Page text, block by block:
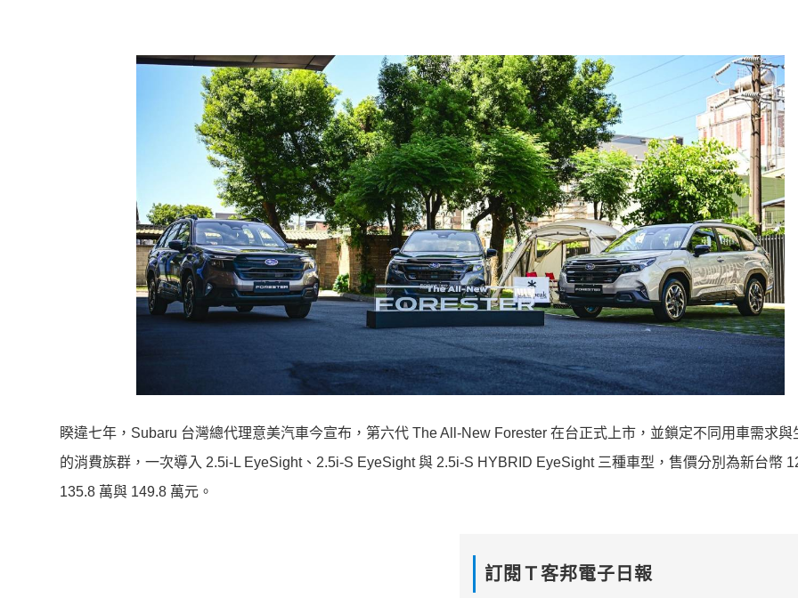
睽違七年，Subaru 台灣總代理意美汽車今宣布，第六代 The All-New Forester 在台正式上市，並鎖定不同用車需求與
的消費族群，一次導入 2.5i-L EyeSight、2.5i-S EyeSight 與 2.5i-S HYBRID EyeSight 三種車型，售價分別為新台幣
135.8 萬與 149.8 萬元。
訂閱Ｔ客邦電子日報